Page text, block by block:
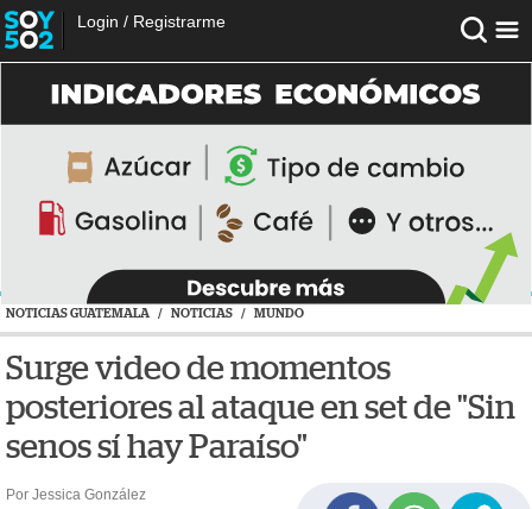
Login / Registrarme
NOTICIAS GUATEMALA / NOTICIAS / MUNDO
Surge video de momentos
posteriores al ataque en set de "Sin
senos sí hay Paraíso"
Por Jessica González